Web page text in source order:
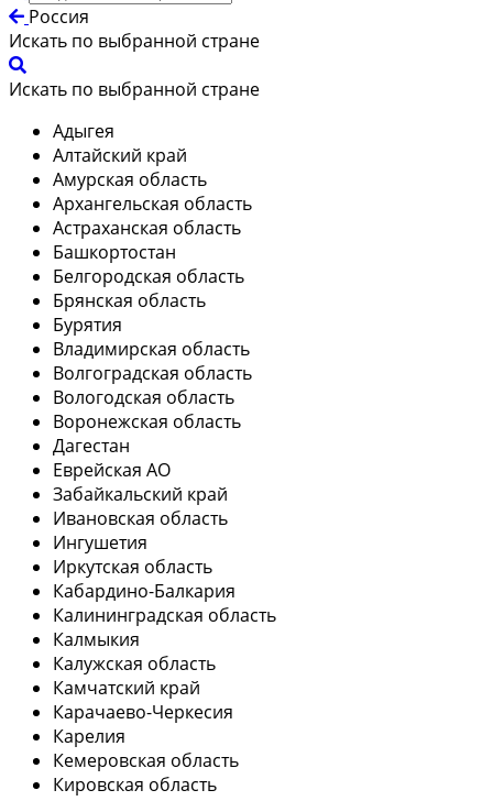
Россия
Искать по выбранной стране
Искать по выбранной стране
Адыгея
Алтайский край
Амурская область
Архангельская область
Астраханская область
Башкортостан
Белгородская область
Брянская область
Бурятия
Владимирская область
Волгоградская область
Вологодская область
Воронежская область
Дагестан
Еврейская АО
Забайкальский край
Ивановская область
Ингушетия
Иркутская область
Кабардино-Балкария
Калининградская область
Калмыкия
Калужская область
Камчатский край
Карачаево-Черкесия
Карелия
Кемеровская область
Кировская область